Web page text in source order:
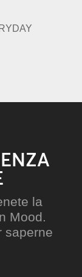
la
Mood.
saperne